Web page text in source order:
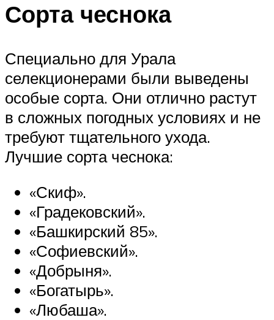
Сорта чеснока
Специально для Урала
селекционерами были выведены
особые сорта. Они отлично растут
в сложных погодных условиях и не
требуют тщательного ухода.
Лучшие сорта чеснока:
«Скиф».
«Градековский».
«Башкирский 85».
«Софиевский».
«Добрыня».
«Богатырь».
«Любаша».